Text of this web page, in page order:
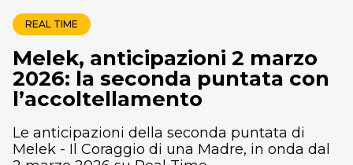
REAL TIME
Melek, anticipazioni 2 marzo
2026: la seconda puntata con
l’accoltellamento
Le anticipazioni della seconda puntata di
Melek - Il Coraggio di una Madre, in onda dal